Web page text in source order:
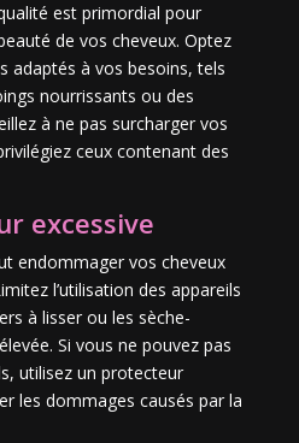
est primordial pour
de vos cheveux. Optez
adaptés à vos besoins, tels
nourrissants ou des
à ne pas surcharger vos
ceux contenant des
excessive
endommager vos cheveux
l’utilisation des appareils
à lisser ou les sèche-
Si vous ne pouvez pas
utilisez un protecteur
les dommages causés par la